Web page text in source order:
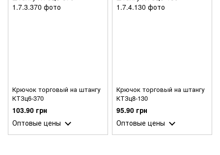
Крючок торговый на штангу
КТЗц6-370
103.90 грн
Оптовые цены
Крючок торговый на штангу
КТЗц8-130
95.90 грн
Оптовые цены